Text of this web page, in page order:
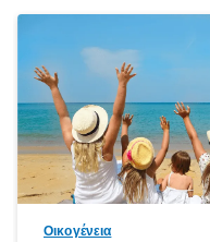
Οικογένεια